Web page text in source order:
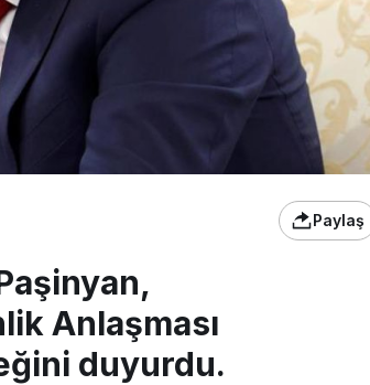
Paylaş
Anlaşması
duyurdu.